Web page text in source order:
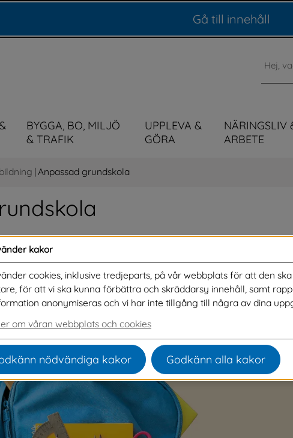
Gå till innehåll
Sök
BYGGA, BO, MILJÖ
& TRAFIK
UPPLEVA &
GÖRA
NÄRINGSLIV
ARBETE
| Anpassad grundskola
en egen skolform för barn och ungdomar med
inte klarar kunskapskraven i grundskolan. På
grund- och gymnasieskola.
kakor
cookies, inklusive tredjeparts, på vår webbplats för att den
för att vi ska kunna förbättra och skräddarsy innehåll, samt
anonymiseras och vi har inte tillgång till några av dina
om våran webbplats och cookies
nödvändiga kakor Godkänn alla kakor